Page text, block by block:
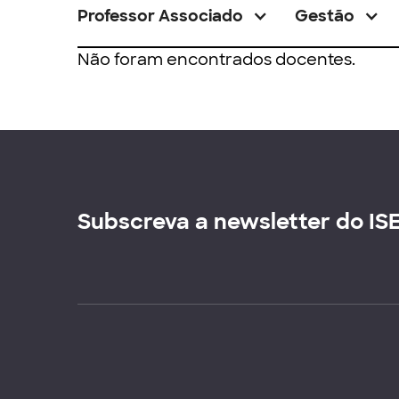
Professor Associado Gestão
Não foram encontrados docentes.
Subscreva a newsletter do